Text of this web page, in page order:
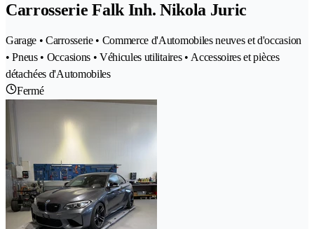
Carrosserie Falk Inh. Nikola Juric
Garage • Carrosserie • Commerce d'Automobiles neuves et d'occasion
• Pneus • Occasions • Véhicules utilitaires • Accessoires et pièces
détachées d'Automobiles
Fermé